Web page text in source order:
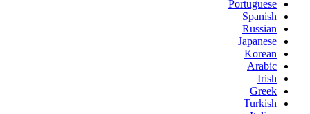
Portuguese
Spanish
Russian
Japanese
Korean
Arabic
Irish
Greek
Turkish